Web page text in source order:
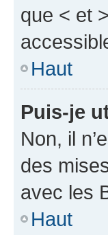
que < et
Haut
Puis-je
Non, il
des
avec les
Haut